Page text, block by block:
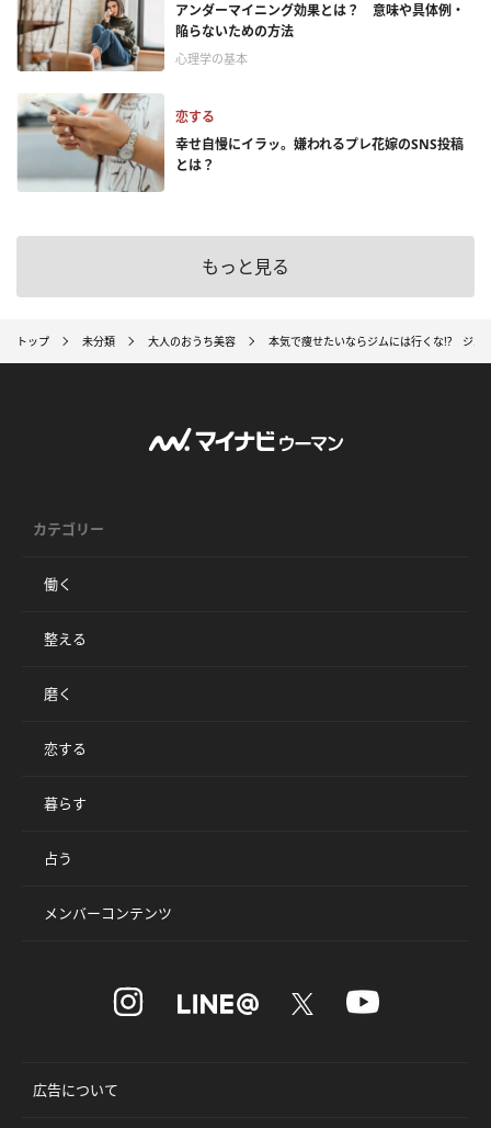
アンダーマイニング効果とは？ 意味や具体例・
陥らないための方法
心理学の基本
恋する
幸せ自慢にイラッ。嫌われるプレ花嫁のSNS投稿
とは？
もっと見る
トップ 未分類 大人のおうち美容 本気で痩せたいならジムには行くな!? ジム
カテゴリー
働く
整える
磨く
恋する
暮らす
占う
メンバーコンテンツ
広告について